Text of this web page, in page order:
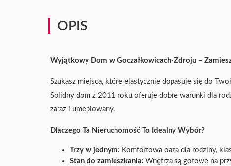
OPIS
Wyjątkowy Dom w Goczałkowicach-Zdroju –
Szukasz miejsca, które elastycznie dopasuje się do
Solidny dom z 2011 roku oferuje dobre warunki dla
zaraz i umeblowany.
Dlaczego Ta Nieruchomość To Idealny Wybór?
Trzy w jednym: Komfortowa oaza dla rodziny,
Stan do zamieszkania: Wnętrza są gotowe na